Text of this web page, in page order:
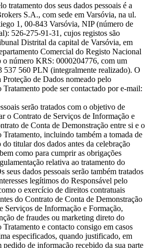
tratamento dos seus dados pessoais é a
S.A., com sede em Varsóvia, na ul.
1, 00-843 Varsóvia, NIP (número de
526-275-91-31, cujos registos são
Distrital da capital de Varsóvia, em
Comercial do Registo Nacional
o número KRS: 0000204776, com um
537 560 PLN (integralmente realizado). O
Proteção de Dados nomeado pelo
Tratamento pode ser contactado por e-mail:
serão tratados com o objetivo de
o Contrato de Serviços de Informação e
de Conta de Demonstração entre si e o
Tratamento, incluindo também a tomada de
do titular dos dados antes da celebração
como para cumprir as obrigações
relativa ao tratamento do
seus dados pessoais serão também tratados
legítimos do Responsável pelo
o exercício de direitos contratuais
do Contrato de Conta de Demonstração
Serviços de Informação e Formação,
de fraudes ou marketing direto do
Tratamento e contacto consigo em casos
especificados, quando justificado, em
pedido de informação recebido da sua parte